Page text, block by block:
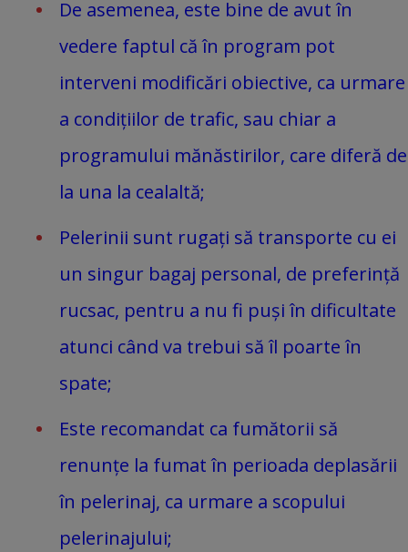
De asemenea, este bine de avut în
vedere faptul că în program pot
interveni modificări obiective, ca urmare
a condițiilor de trafic, sau chiar a
programului mănăstirilor, care diferă de
la una la cealaltă;
Pelerinii sunt rugați să transporte cu ei
un singur bagaj personal, de preferință
rucsac, pentru a nu fi puși în dificultate
atunci când va trebui să îl poarte în
spate;
Este recomandat ca fumătorii să
renunțe la fumat în perioada deplasării
în pelerinaj, ca urmare a scopului
pelerinajului;